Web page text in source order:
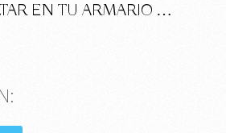
EN TU ARMARIO …